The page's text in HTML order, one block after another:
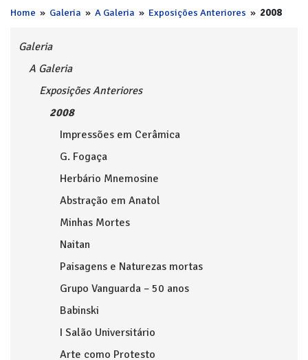
Home » Galeria » A Galeria » Exposições Anteriores » 2008
Galeria
A Galeria
Exposições Anteriores
2008
Impressões em Cerâmica
G. Fogaça
Herbário Mnemosine
Abstração em Anatol
Minhas Mortes
Naitan
Paisagens e Naturezas mortas
Grupo Vanguarda – 50 anos
Babinski
I Salão Universitário
Arte como Protesto